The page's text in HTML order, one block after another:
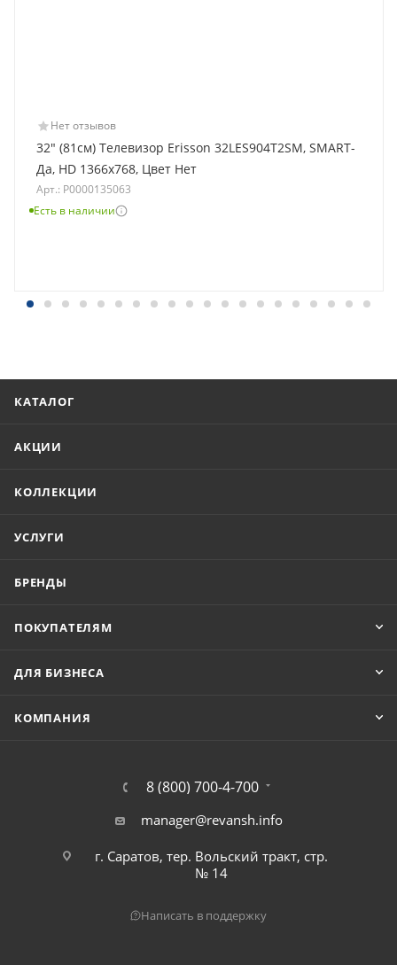
Нет отзывов
32" (81см) Телевизор Erisson 32LES904T2SM, SMART-
Да, HD 1366x768, Цвет Нет
Арт.: Р0000135063
Есть в наличии
КАТАЛОГ
АКЦИИ
КОЛЛЕКЦИИ
УСЛУГИ
БРЕНДЫ
ПОКУПАТЕЛЯМ
ДЛЯ БИЗНЕСА
КОМПАНИЯ
8 (800) 700-4-700
manager@revansh.info
г. Саратов, тер. Вольский тракт, стр.
№ 14
Написать в поддержку